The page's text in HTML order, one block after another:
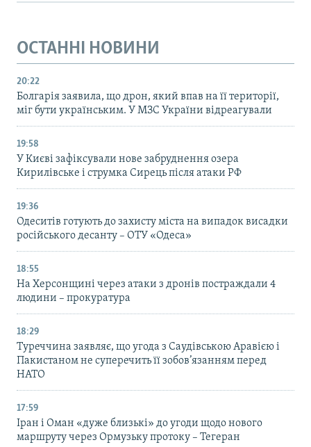
ОСТАННІ НОВИНИ
20:22
Болгарія заявила, що дрон, який впав на її території,
міг бути українським. У МЗС України відреагували
19:58
У Києві зафіксували нове забруднення озера
Кирилівське і струмка Сирець після атаки РФ
19:36
Одеситів готують до захисту міста на випадок висадки
російського десанту – ОТУ «Одеса»
18:55
На Херсонщині через атаки з дронів постраждали 4
людини – прокуратура
18:29
Туреччина заявляє, що угода з Саудівською Аравією і
Пакистаном не суперечить її зобов’язанням перед
НАТО
17:59
Іран і Оман «дуже близькі» до угоди щодо нового
маршруту через Ормузьку протоку – Тегеран